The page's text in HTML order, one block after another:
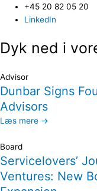
+45 20 82 05 20
LinkedIn
Dyk ned i
Advisor
Dunbar Signs
Advisors
Læs mere →
Board
Servicelovers’
Ventures: New